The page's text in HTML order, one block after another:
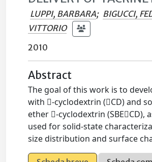
LUPPI, BARBARA; BIGUCCI,
VITTORIO
2010
Abstract
The goal of this work is to
with -cyclodextrin (CD) and
ether -cyclodextrin (SBECD),
used for solid-state
size distribution and surface